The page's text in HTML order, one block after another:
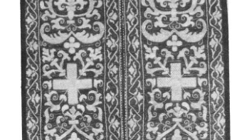
Храмы-мученики Архангельска Свято-
Троицкий